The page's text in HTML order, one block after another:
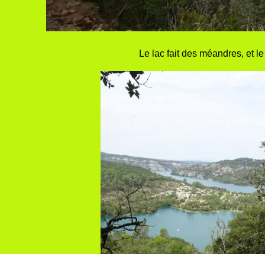
Le lac fait des méandres, et